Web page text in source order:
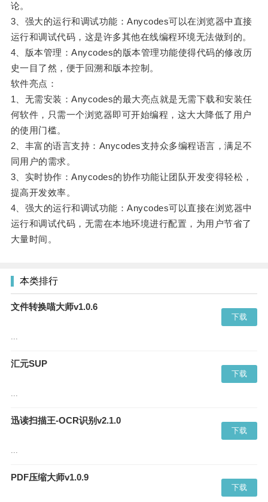
论。
3、强大的运行和调试功能：Anycodes可以在浏览器中直接
运行和调试代码，这是许多其他在线编程环境无法做到的。
4、版本管理：Anycodes的版本管理功能使得代码的修改历
史一目了然，便于回溯和版本控制。
软件亮点：
1、无需安装：Anycodes的最大亮点就是无需下载和安装任
何软件，只需一个浏览器即可开始编程，这大大降低了用户
的使用门槛。
2、丰富的语言支持：Anycodes支持众多编程语言，满足不
同用户的需求。
3、实时协作：Anycodes的协作功能让团队开发变得轻松，
提高开发效率。
4、强大的运行和调试功能：Anycodes可以直接在浏览器中
运行和调试代码，无需在本地环境进行配置，为用户节省了
大量时间。
本类排行
文件转换喵大师v1.0.6
...
下载
汇元SUP
...
下载
迅读扫描王-OCR识别v2.1.0
...
下载
PDF压缩大师v1.0.9
下载